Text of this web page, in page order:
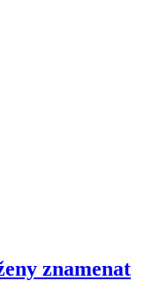
znamenat